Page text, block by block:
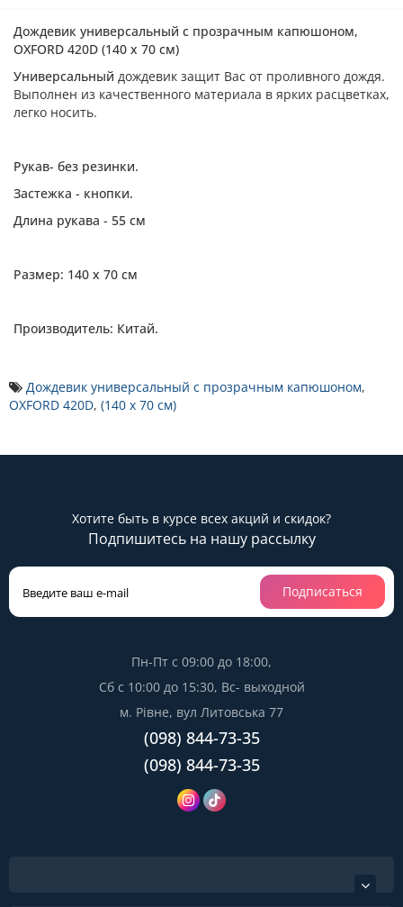
Дождевик универсальный с прозрачным капюшоном,
OXFORD 420D (140 х 70 см)
Универсальный дождевик защит Вас от проливного дождя.
Выполнен из качественного материала в ярких расцветках,
легко носить.
Рукав- без резинки.
Застежка - кнопки.
Длина рукава - 55 см
Размер: 140 х 70 см
Производитель: Китай.
Дождевик универсальный с прозрачным капюшоном,
OXFORD 420D, (140 х 70 см)
Хотите быть в курсе всех акций и скидок?
Подпишитесь на нашу рассылку
Подписаться
Пн-Пт с 09:00 до 18:00,
Сб с 10:00 до 15:30, Вс- выходной
м. Рівне, вул Литовська 77
(098) 844-73-35
(098) 844-73-35